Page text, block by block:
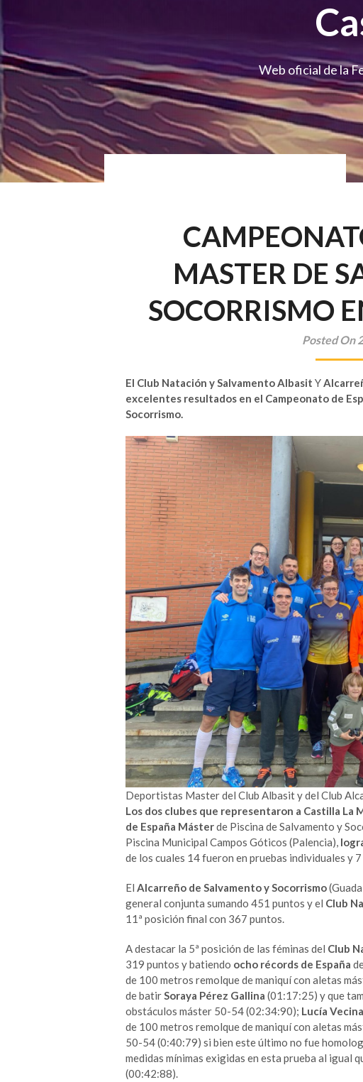
Web oficial de la
MASTER DE
SOCORRISMO
Posted On
El Club Natación y Salvamento Albasit Y
excelentes resultados en el Campeonato de
Socorrismo.
Deportistas Master del Club Albasit y del Club
Los dos clubes que representaron a Castilla La
de España Másterde Piscina de Salvamento y
Piscina Municipal Campos Góticos (Palencia),
de los cuales 14 fueron en pruebas individuales y
El Alcarreño de Salvamento y Socorrismo
general conjunta sumando 451 puntos y el Club
11ª posición final con 367 puntos.
A destacar la 5ª posición de las féminas del Club
319 puntos y batiendo ocho récords de España
de 100 metros remolque de maniquí con aletas
de batirSoraya Pérez Gallina (01:17:25) y que
obstáculos máster 50-54 (02:34:90); Lucía
de 100 metros remolque de maniquí con aletas
50-54 (0:40:79) si bien este último no fue
medidas mínimas exigidas en esta prueba al igual
(00:42:88).